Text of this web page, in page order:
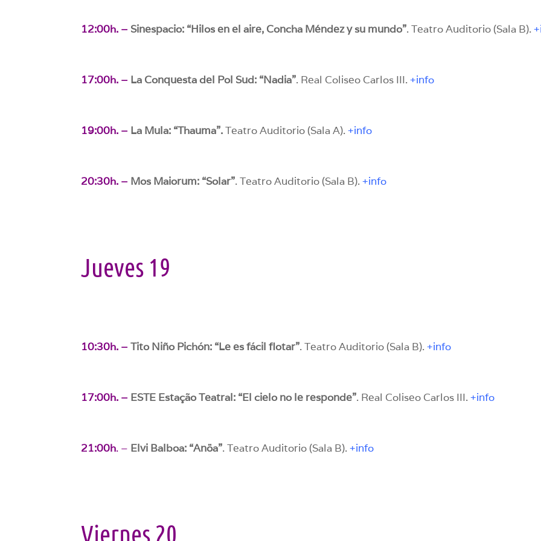
12:00h. – Sinespacio: “Hilos en el aire, Concha Méndez y su mundo”. Teatro Auditorio (Sala B).
17:00h. – La Conquesta del Pol Sud: “Nadia”. Real Coliseo Carlos III.+info
19:00h. – La Mula: “Thauma”.Teatro Auditorio (Sala A).+info
20:30h. – Mos Maiorum: “Solar”. Teatro Auditorio (Sala B).+info
Jueves 19
10:30h. – Tito Niño Pichón: “Le es fácil flotar”. Teatro Auditorio (Sala B).+info
17:00h. – ESTE Estação Teatral: “El cielo no le responde”. Real Coliseo Carlos III.+info
21:00h. – Elvi Balboa: “Anöa”. Teatro Auditorio (Sala B).+info
Viernes 20